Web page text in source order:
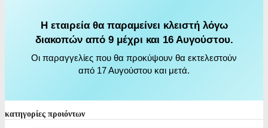
Η εταιρεία θα παραμείνει κλειστή λόγω
διακοπών από 9 μέχρι και 16 Αυγούστου.
Οι παραγγελίες που θα προκύψουν θα εκτελεστούν
από 17 Αυγούστου και μετά.
κατηγορίες προιόντων